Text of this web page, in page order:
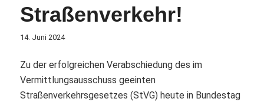
Straßenverkehr!
14. Juni 2024
Zu der erfolgreichen Verabschiedung des im
Vermittlungsausschuss geeinten
Straßenverkehrsgesetzes (StVG) heute in Bundestag